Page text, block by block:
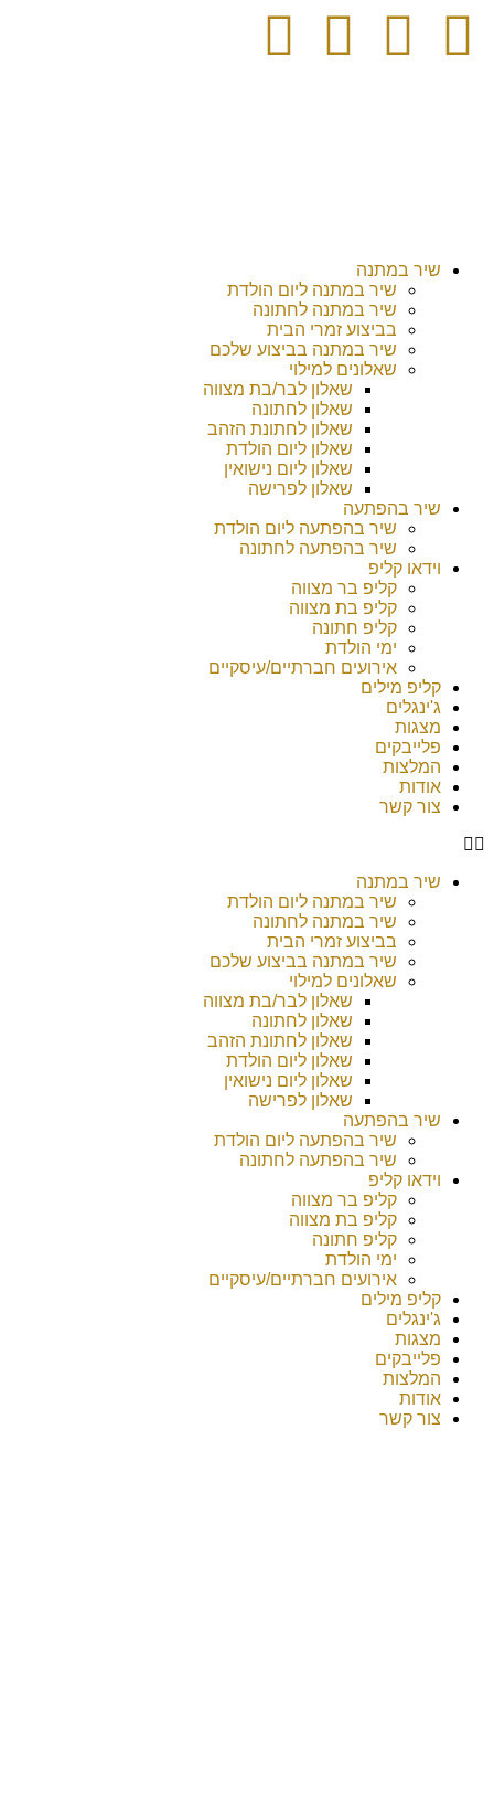
שיר במתנה
שיר במתנה ליום הולדת
שיר במתנה לחתונה
בביצוע זמרי הבית
שיר במתנה בביצוע שלכם
שאלונים למילוי
שאלון לבר/בת מצווה
שאלון לחתונה
שאלון לחתונת הזהב
שאלון ליום הולדת
שאלון ליום נישואין
שאלון לפרישה
שיר בהפתעה
שיר בהפתעה ליום הולדת
שיר בהפתעה לחתונה
וידאו קליפ
קליפ בר מצווה
קליפ בת מצווה
קליפ חתונה
ימי הולדת
אירועים חברתיים/עיסקיים
קליפ מילים
ג'ינגלים
מצגות
פלייבקים
המלצות
אודות
צור קשר
שיר במתנה
שיר במתנה ליום הולדת
שיר במתנה לחתונה
בביצוע זמרי הבית
שיר במתנה בביצוע שלכם
שאלונים למילוי
שאלון לבר/בת מצווה
שאלון לחתונה
שאלון לחתונת הזהב
שאלון ליום הולדת
שאלון ליום נישואין
שאלון לפרישה
שיר בהפתעה
שיר בהפתעה ליום הולדת
שיר בהפתעה לחתונה
וידאו קליפ
קליפ בר מצווה
קליפ בת מצווה
קליפ חתונה
ימי הולדת
אירועים חברתיים/עיסקיים
קליפ מילים
ג'ינגלים
מצגות
פלייבקים
המלצות
אודות
צור קשר